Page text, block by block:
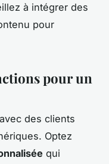
à intégrer des
pour
pour un
des clients
Optez
qui